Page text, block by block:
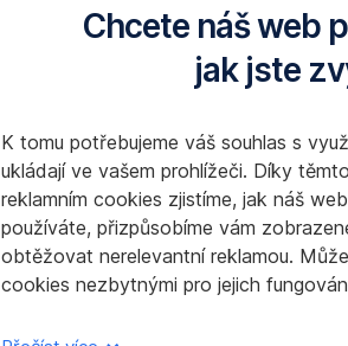
Chcete náš web
jak jste
K tomu potřebujeme váš souhlas s
ukládají ve vašem prohlížeči. Díky
reklamním cookies zjistíme, jak náš
používáte, přizpůsobíme vám
obtěžovat nerelevantní reklamou.
cookies nezbytnými pro jejich